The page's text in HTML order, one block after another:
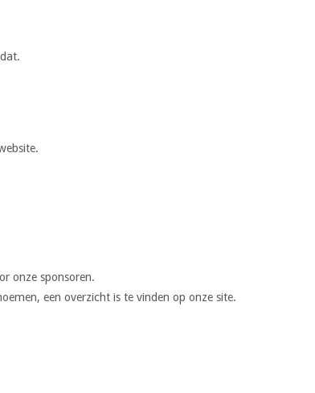
onze sponsoren.
een overzicht is te vinden op onze site.